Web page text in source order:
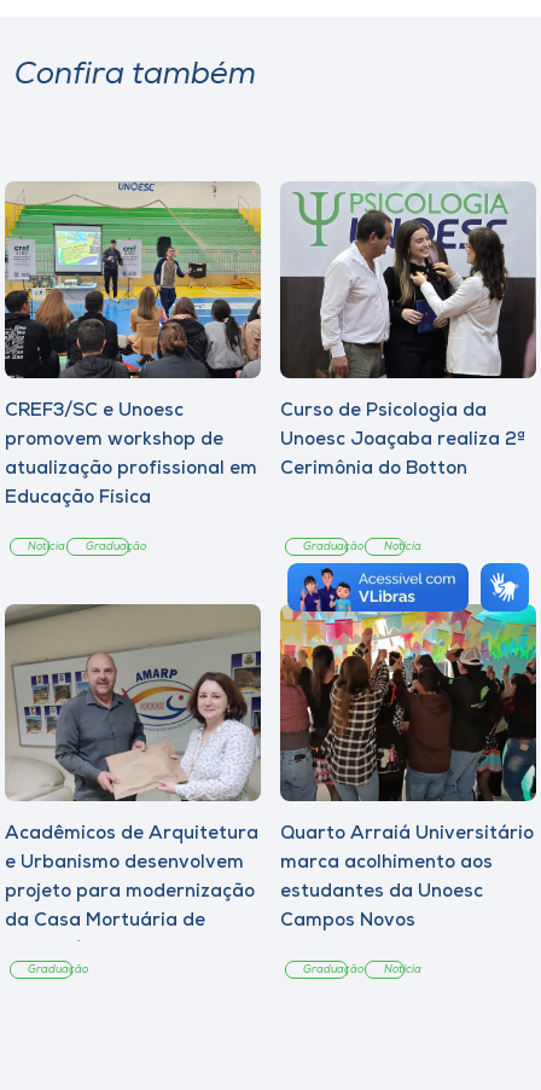
Confira também
CREF3/SC e Unoesc
promovem workshop de
atualização profissional em
Educação Física
Notícia Graduação
Curso de Psicologia da
Unoesc Joaçaba realiza 2ª
Cerimônia do Botton
Graduação Notícia
Acadêmicos de Arquitetura
e Urbanismo desenvolvem
projeto para modernização
da Casa Mortuária de
Graduação
Quarto Arraiá Universitário
marca acolhimento aos
estudantes da Unoesc
Campos Novos
Graduação Notícia